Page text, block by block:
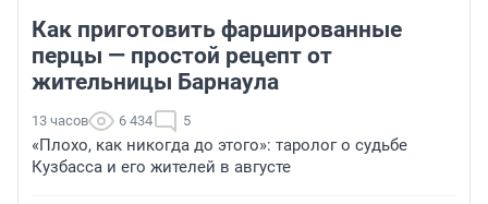
Как приготовить фаршированные
перцы — простой рецепт от
жительницы Барнаула
13 часов 6 434 5
«Плохо, как никогда до этого»: таролог о судьбе
Кузбасса и его жителей в августе